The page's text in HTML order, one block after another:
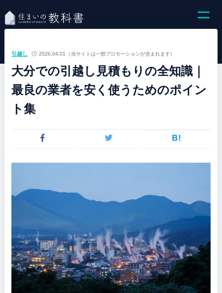
（当サイトは一部プロモーションが含まれます）
引越し 2026.04.01
大分での引越し見積もりの全知識｜
最良の業者を安く使うためのポイン
ト集
B!